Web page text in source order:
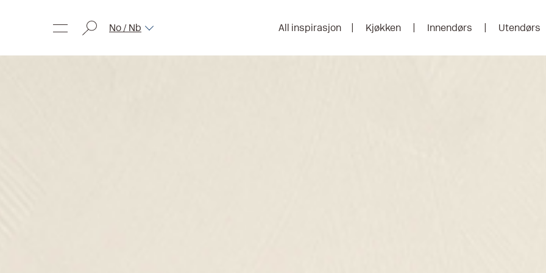
No / Nb All inspirasjon Kjøkken Innendørs Utendørs